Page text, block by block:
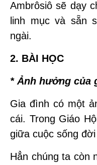
Ambrôsiô sẽ dạy
linh mục và sẵn
ngài.
2. BÀI HỌC
* Ảnh hưởng của
Gia đình có một
cái. Trong Giáo
giữa cuộc sống
Hẳn chúng ta còn